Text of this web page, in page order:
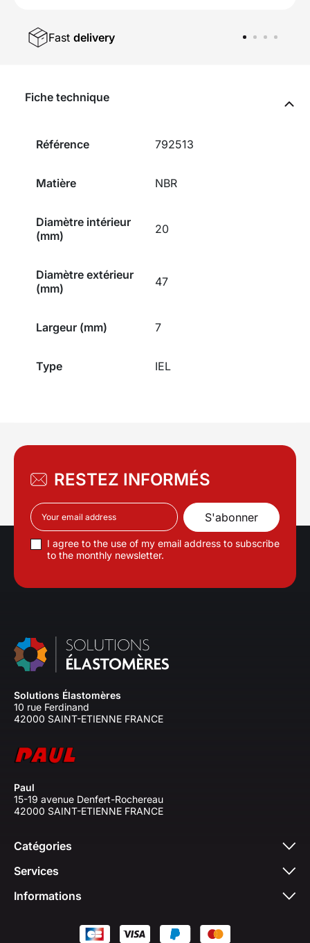
Fast delivery
Fiche technique
Référence 792513
Matière NBR
Diamètre intérieur
(mm)
20
Diamètre extérieur
(mm)
47
Largeur (mm) 7
Type IEL
RESTEZ INFORMÉS
I agree to the use of my email address to subscribe
to the monthly newsletter.
Solutions Élastomères
10 rue Ferdinand
42000 SAINT-ETIENNE FRANCE
Paul
15-19 avenue Denfert-Rochereau
42000 SAINT-ETIENNE FRANCE
Catégories
Services
Informations